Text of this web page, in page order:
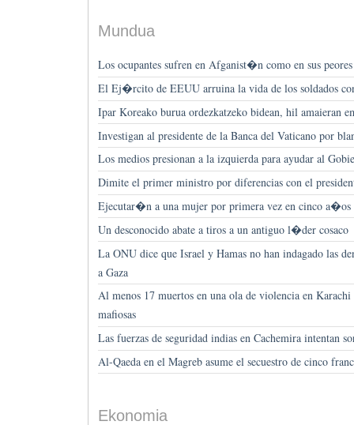
Mundua
Los ocupantes sufren en Afganist�n como en sus
El Ej�rcito de EEUU arruina la vida de los soldados
Ipar Koreako burua ordezkatzeko bidean, hil amaieran
Investigan al presidente de la Banca del Vaticano por
Los medios presionan a la izquierda para ayudar al
Dimite el primer ministro por diferencias con el
Ejecutar�n a una mujer por primera vez en cinco a�os
Un desconocido abate a tiros a un antiguo l�der cosaco
La ONU dice que Israel y Hamas no han indagado las
a Gaza
Al menos 17 muertos en una ola de violencia en Karachi
mafiosas
Las fuerzas de seguridad indias en Cachemira intentan
Al-Qaeda en el Magreb asume el secuestro de cinco
Ekonomia